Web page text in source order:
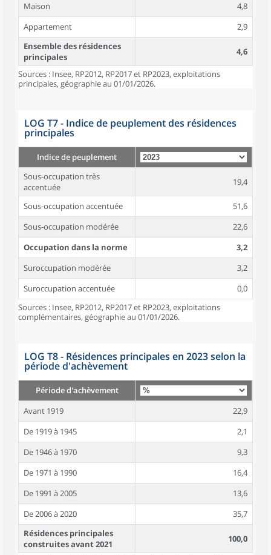
Maison
4,8
Appartement
2,9
Ensemble des résidences
principales
4,6
Sources : Insee, RP2012, RP2017 et RP2023, exploitations
principales, géographie au 01/01/2026.
LOG T7 - Indice de peuplement des résidences
principales
Indice de peuplement
Sous-occupation très
accentuée
19,4
Sous-occupation accentuée
51,6
Sous-occupation modérée
22,6
Occupation dans la norme
3,2
Suroccupation modérée
3,2
Suroccupation accentuée
0,0
Sources : Insee, RP2012, RP2017 et RP2023, exploitations
complémentaires, géographie au 01/01/2026.
LOG T8 - Résidences principales en 2023 selon la
période d'achèvement
Période d'achèvement
Avant 1919
22,9
De 1919 à 1945
2,1
De 1946 à 1970
9,3
De 1971 à 1990
16,4
De 1991 à 2005
13,6
De 2006 à 2020
35,7
Résidences principales
construites avant 2021
100,0